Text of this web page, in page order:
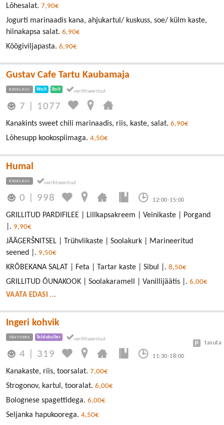
Lõhesalat. 7,90€
Jogurti marinaadis kana, ahjukartul/ kuskuss, soe/ külm kaste,
hiinakapsa salat. 6,90€
Köögiviljapasta. 6,90€
Gustav Cafe Tartu Kaubamaja
KESKLINN Wolt Bolt
7 1077
Kanakints sweet chili marinaadis, riis, kaste, salat. 6,90€
Lõhesupp kookospiimaga. 4,50€
Humal
KESKLINN
0 998 12:00-15:00
GRILLITUD PARDIFILEE | Lillkapsakreem | Veinikaste | Porgand
|. 9,90€
JÄÄGERŠNITSEL | Trühvlikaste | Soolakurk | Marineeritud
seened |. 9,50€
KRÕBEKANA SALAT | Feta | Tartar kaste | Sibul |. 8,50€
GRILLITUD ÕUNAKOOK | Soolakaramell | Vanillijäätis |. 6,00€
VAATA EDASI ...
Ingeri kohvik
TÄHTVERE Toidukuller
4 319 11:30-18:00
tasuta
Kanakaste, riis, toorsalat. 7,00€
Strogonov, kartul, tooralat. 6,00€
Bolognese spagettidega. 6,00€
Seljanka hapukoorega. 4,50€